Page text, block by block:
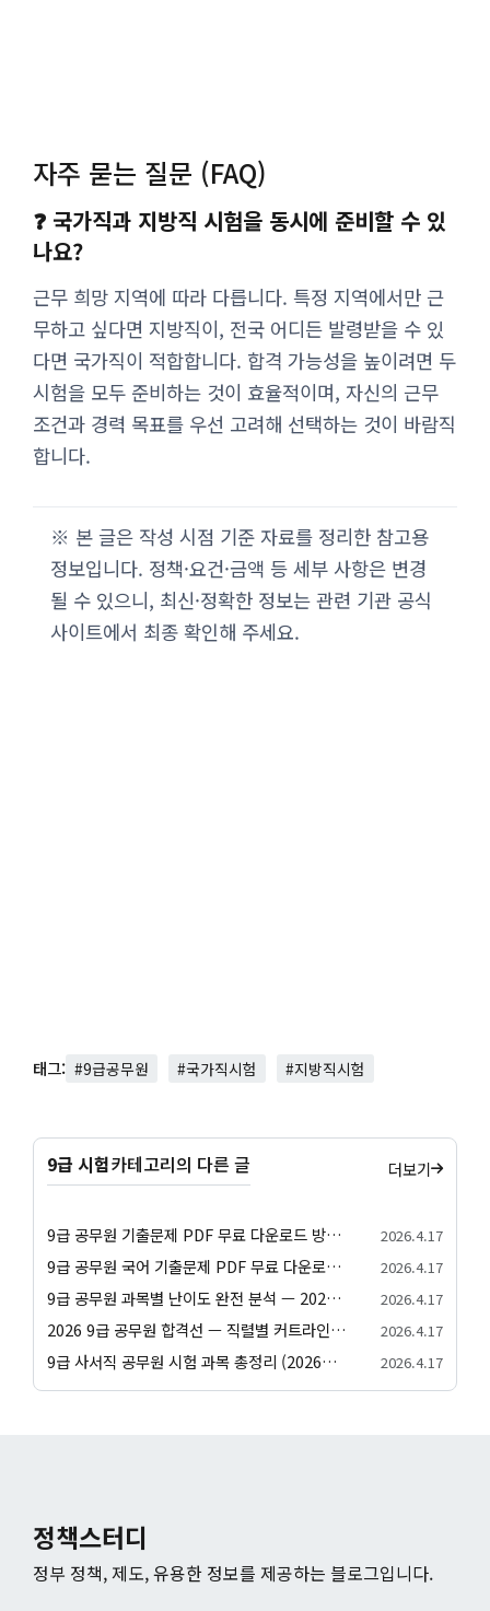
자주 묻는 질문 (FAQ)
❓ 국가직과 지방직 시험을 동시에 준비할 수 있
나요?
근무 희망 지역에 따라 다릅니다. 특정 지역에서만 근
무하고 싶다면 지방직이, 전국 어디든 발령받을 수 있
다면 국가직이 적합합니다. 합격 가능성을 높이려면 두
시험을 모두 준비하는 것이 효율적이며, 자신의 근무
조건과 경력 목표를 우선 고려해 선택하는 것이 바람직
합니다.
※ 본 글은 작성 시점 기준 자료를 정리한 참고용
정보입니다. 정책·요건·금액 등 세부 사항은 변경
될 수 있으니, 최신·정확한 정보는 관련 기관 공식
사이트에서 최종 확인해 주세요.
태그: #9급공무원 #국가직시험 #지방직시험
9급 시험카테고리의 다른 글 더보기
9급 공무원 기출문제 PDF 무료 다운로드 방법과 활용 전략 2026.4.17
9급 공무원 국어 기출문제 PDF 무료 다운로드 방법과 학습 전략 2026.4.17
9급 공무원 과목별 난이도 완전 분석 — 2026년 기준 합격 전략 2026.4.17
2026 9급 공무원 합격선 — 직렬별 커트라인 완전 정리 2026.4.17
9급 사서직 공무원 시험 과목 총정리 (2026년 기준) 2026.4.17
정책스터디
정부 정책, 제도, 유용한 정보를 제공하는 블로그입니다.